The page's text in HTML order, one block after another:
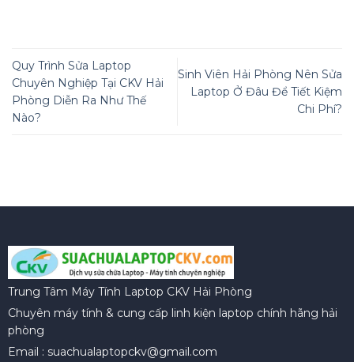
Quy Trình Sửa Laptop
Chuyên Nghiệp Tại CKV Hải
Phòng Diễn Ra Như Thế
Nào?
Sinh Viên Hải Phòng Nên Sửa
Laptop Ở Đâu Để Tiết Kiệm
Chi Phí?
Trung Tâm Máy Tính Laptop CKV Hải Phòng
Chuyên máy tính & cung cấp linh kiện laptop chính hãng hải
phòng
Email : suachualaptopckv@gmail.com